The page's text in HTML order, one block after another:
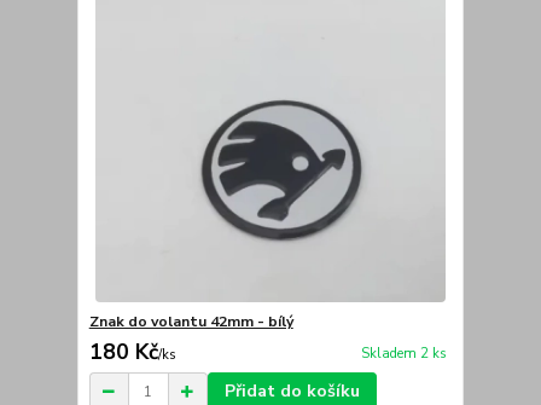
Znak do volantu 42mm - bílý
180 Kč/ks Skladem 2 ks
Přidat do košíku